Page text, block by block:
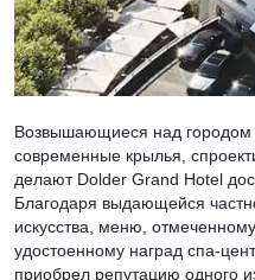
Возвышающиеся над городом
современные крылья,
делают Dolder Grand Hotel
Благодаря выдающейся
искусства, меню,
удостоенному наград спа-
приобрел репутацию одного